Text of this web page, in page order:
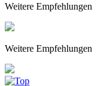
Weitere Empfehlungen
Weitere Empfehlungen